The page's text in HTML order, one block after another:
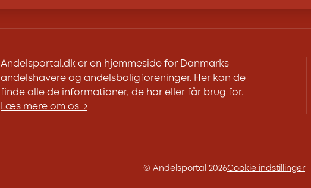
Andelsportal.dk er en hjemmeside for Danmarks
andelshavere og andelsboligforeninger. Her kan de
finde alle de informationer, de har eller får brug for.
Læs mere om os →
© Andelsportal 2026Cookie indstillinger